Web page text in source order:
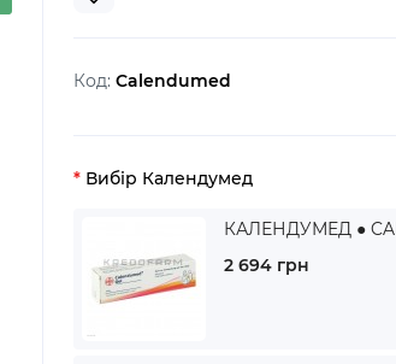
Код: Calendumed
Вибір Календумед
КАЛЕНДУМЕД ●
2 694 грн